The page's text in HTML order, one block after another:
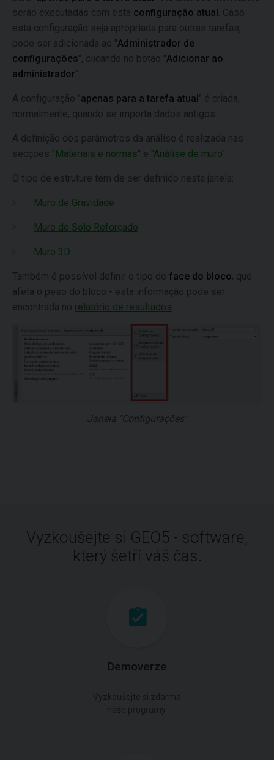
serão executadas com esta configuração atual . Caso
esta configuração seja apropriada para outras tarefas,
pode ser adicionada ao "Administrador de
configurações", clicando no botão "Adicionar ao
administrador".
A configuração "apenas para a tarefa atual" é criada,
normalmente, quando se importa dados antigos.
A definição dos parâmetros da análise é realizada nas
secções "Materiais e normas" e "Análise de muro".
O tipo de estruture tem de ser definido nesta janela:
Muro de Gravidade
Muro de Solo Reforçado
Muro 3D
Também é possível definir o tipo de face do bloco, que
afeta o peso do bloco - esta informação pode ser
encontrada no relatório de resultados
Janela "Configurações"
Vyzkoušejte si GEO5 - software,
který šetří váš čas.
Demoverze